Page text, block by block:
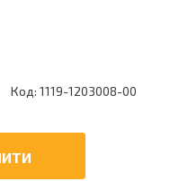
Код: 1119-1203008-00